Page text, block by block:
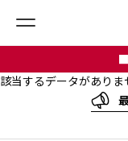
該当するデータがありま